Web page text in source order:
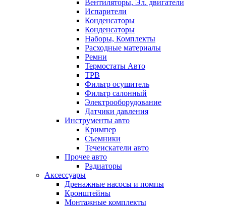
Вентиляторы, Эл. двигатели
Испарители
Конденсаторы
Конденсаторы
Наборы, Комплекты
Расходные материалы
Ремни
Термостаты Авто
ТРВ
Фильтр осушитель
Фильтр салонный
Электрооборудование
Датчики давления
Инструменты авто
Кримпер
Съемники
Течеискатели авто
Прочее авто
Радиаторы
Аксессуары
Дренажные насосы и помпы
Кронштейны
Монтажные комплекты